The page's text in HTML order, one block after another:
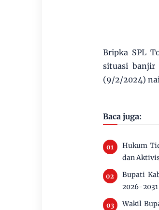
Bripka SPL
situasi banjir
(9/2/2024)
Baca juga:
Hukum
dan
Bupati
2026-2031
Wakil